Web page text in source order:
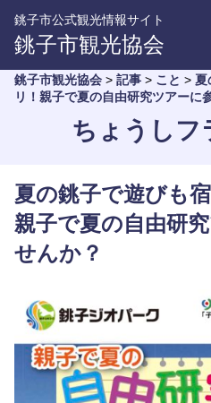
銚子市公式観光情報サイト
銚子市観光協会
銚子市観光協会 > 記事 > こと > 夏
リ！親子で夏の自由研究ツアーに
ちょうしフ
夏の銚子で遊びも
親子で夏の自由研
せんか？